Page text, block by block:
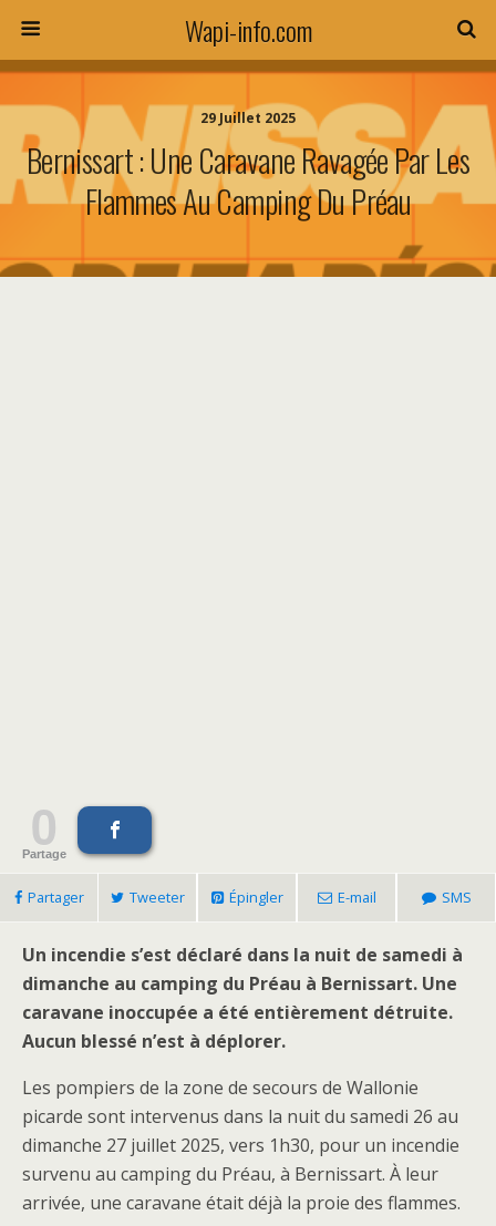
Wapi-info.com
29 Juillet 2025
Bernissart : Une Caravane Ravagée Par Les
Flammes Au Camping Du Préau
0
Partage
Partager Tweeter Épingler E-mail SMS
Un incendie s’est déclaré dans la nuit de samedi à
dimanche au camping du Préau à Bernissart. Une
caravane inoccupée a été entièrement détruite.
Aucun blessé n’est à déplorer.
Les pompiers de la zone de secours de Wallonie
picarde sont intervenus dans la nuit du samedi 26 au
dimanche 27 juillet 2025, vers 1h30, pour un incendie
survenu au camping du Préau, à Bernissart. À leur
arrivée, une caravane était déjà la proie des flammes.